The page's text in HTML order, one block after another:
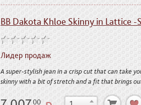
BB Dakota Khloe Skinny in Lattice -
Лидер продаж
A super-stylish jean in a crisp cut that can take
skinny with a bit of stretch and a fit that brings
00